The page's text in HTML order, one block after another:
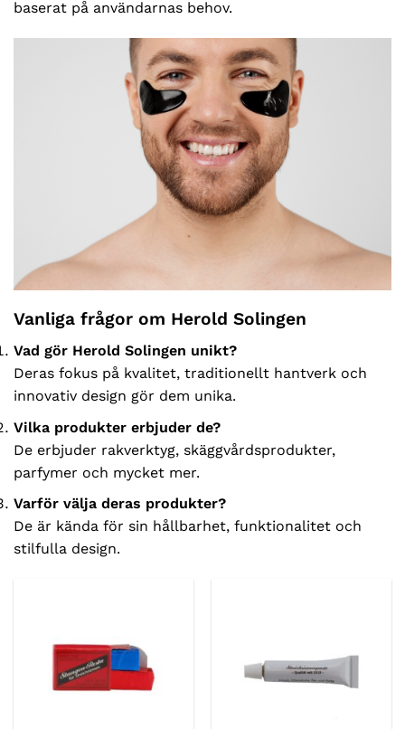
baserat på användarnas behov.
Vanliga frågor om Herold Solingen
Vad gör Herold Solingen unikt?
Deras fokus på kvalitet, traditionellt hantverk och
innovativ design gör dem unika.
Vilka produkter erbjuder de?
De erbjuder rakverktyg, skäggvårdsprodukter,
parfymer och mycket mer.
Varför välja deras produkter?
De är kända för sin hållbarhet, funktionalitet och
stilfulla design.